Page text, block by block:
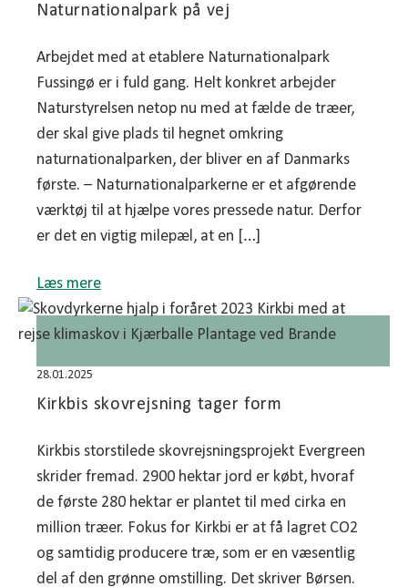
Naturnationalpark på vej
Arbejdet med at etablere Naturnationalpark
Fussingø er i fuld gang. Helt konkret arbejder
Naturstyrelsen netop nu med at fælde de træer,
der skal give plads til hegnet omkring
naturnationalparken, der bliver en af Danmarks
første. – Naturnationalparkerne er et afgørende
værktøj til at hjælpe vores pressede natur. Derfor
er det en vigtig milepæl, at en […]
Læs mere
28.01.2025
Kirkbis skovrejsning tager form
Kirkbis storstilede skovrejsningsprojekt Evergreen
skrider fremad. 2900 hektar jord er købt, hvoraf
de første 280 hektar er plantet til med cirka en
million træer. Fokus for Kirkbi er at få lagret CO2
og samtidig producere træ, som er en væsentlig
del af den grønne omstilling. Det skriver Børsen.